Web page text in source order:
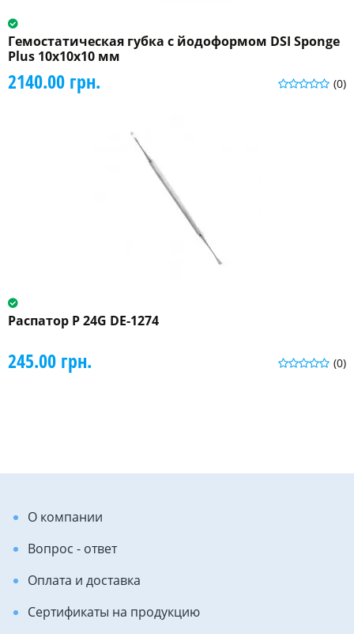
Гемостатическая губка с йодоформом DSI Sponge
Plus 10х10х10 мм
(0)
2140.00 грн.
Распатор P 24G DE-1274
(0)
245.00 грн.
О компании
Вопрос - ответ
Оплата и доставка
Сертификаты на продукцию